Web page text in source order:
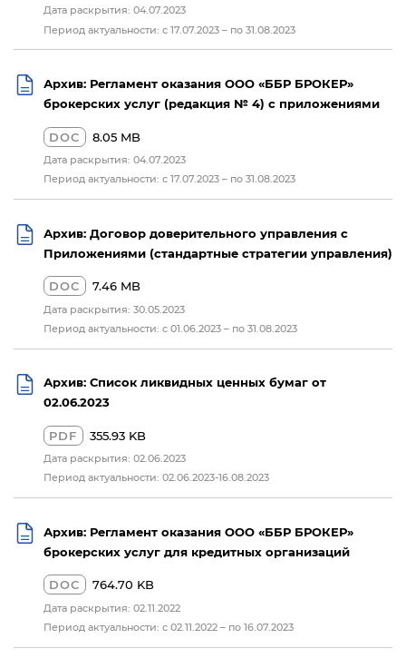
Дата раскрытия: 04.07.2023
Период актуальности: с 17.07.2023 – по 31.08.2023
Архив: Регламент оказания ООО «ББР БРОКЕР»
брокерских услуг (редакция № 4) с приложениями
DOC 8.05 MB
Дата раскрытия: 04.07.2023
Период актуальности: с 17.07.2023 – по 31.08.2023
Архив: Договор доверительного управления с
Приложениями (стандартные стратегии управления)
DOC 7.46 MB
Дата раскрытия: 30.05.2023
Период актуальности: с 01.06.2023 – по 31.08.2023
Архив: Список ликвидных ценных бумаг от
02.06.2023
PDF 355.93 KB
Дата раскрытия: 02.06.2023
Период актуальности: 02.06.2023-16.08.2023
Архив: Регламент оказания ООО «ББР БРОКЕР»
брокерских услуг для кредитных организаций
DOC 764.70 KB
Дата раскрытия: 02.11.2022
Период актуальности: с 02.11.2022 – по 16.07.2023